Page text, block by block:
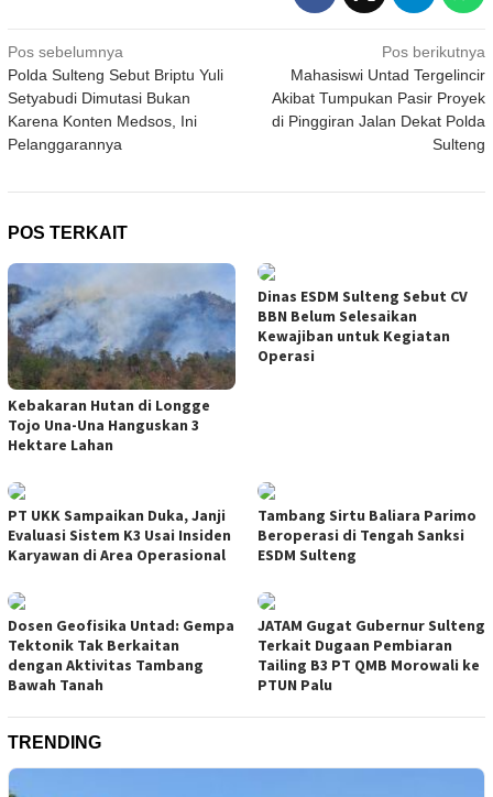
Navigasi
pos
Pos sebelumnya
Polda Sulteng Sebut Briptu Yuli
Setyabudi Dimutasi Bukan
Karena Konten Medsos, Ini
Pelanggarannya
Pos berikutnya
Mahasiswi Untad Tergelincir
Akibat Tumpukan Pasir Proyek
di Pinggiran Jalan Dekat Polda
Sulteng
POS TERKAIT
Kebakaran Hutan di Longge
Tojo Una-Una Hanguskan 3
Hektare Lahan
Dinas ESDM Sulteng Sebut CV
BBN Belum Selesaikan
Kewajiban untuk Kegiatan
Operasi
PT UKK Sampaikan Duka, Janji
Evaluasi Sistem K3 Usai Insiden
Karyawan di Area Operasional
Tambang Sirtu Baliara Parimo
Beroperasi di Tengah Sanksi
ESDM Sulteng
Dosen Geofisika Untad: Gempa
Tektonik Tak Berkaitan
dengan Aktivitas Tambang
Bawah Tanah
JATAM Gugat Gubernur Sulteng
Terkait Dugaan Pembiaran
Tailing B3 PT QMB Morowali ke
PTUN Palu
TRENDING